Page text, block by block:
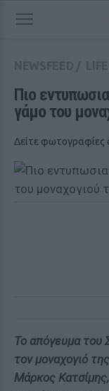
Πιο
γάμο του
Δείτε φωτογραφίες
Το απόγευμα του
τον μοναχογιό
Μάρκος